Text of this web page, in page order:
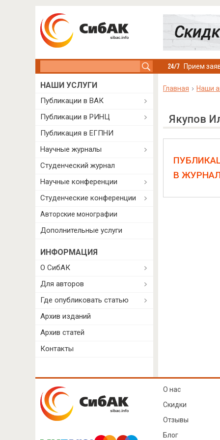
Прием
Главная Наши
Якупов
В
НАШИ УСЛУГИ
Публикации в ВАК
Публикации в РИНЦ
Публикация в ЕГПНИ
Научные журналы
Студенческий журнал
Научные конференции
Студенческие конференции
Авторские монографии
Дополнительные услуги
ИНФОРМАЦИЯ
О СибАК
Для авторов
Где опубликовать статью
Архив изданий
Архив статей
Контакты
О нас
Скидки
Отзывы
Блог